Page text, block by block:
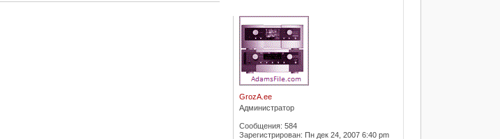
GrozA.ee
Администратор
Сообщения: 584
Зарегистрирован: Пн дек 24, 2007 6:40 pm